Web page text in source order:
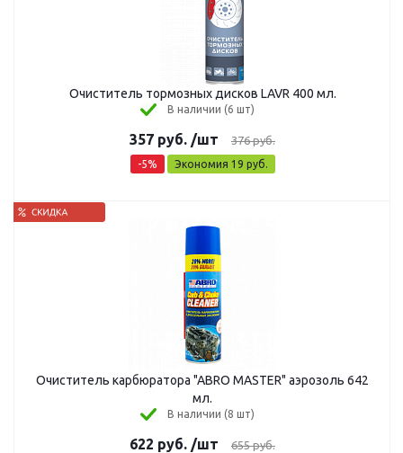
Очиститель тормозных дисков LAVR 400 мл.
В наличии (6 шт)
357 руб. /шт 376руб.
-5% Экономия 19 руб.
Очиститель карбюратора "ABRO MASTER" аэрозоль 642
мл.
В наличии (8 шт)
622 руб. /шт 655руб.